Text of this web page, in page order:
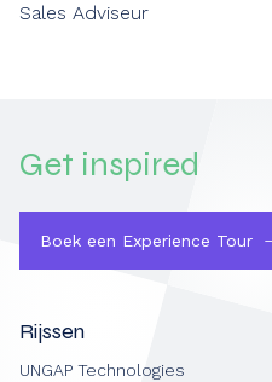
Sales Adviseur
Get inspired
Boek een Experience Tour
Rijssen
UNGAP Technologies